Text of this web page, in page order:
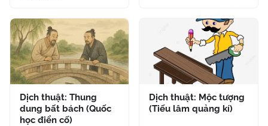
Dịch thuật: Thung
dung bất bách (Quốc
học điển cố)
Dịch thuật: Mộc tượng
(Tiếu lâm quảng kí)